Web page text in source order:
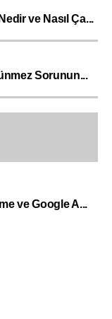
ve Nasıl Ça...
Sorunun...
ve Google A...